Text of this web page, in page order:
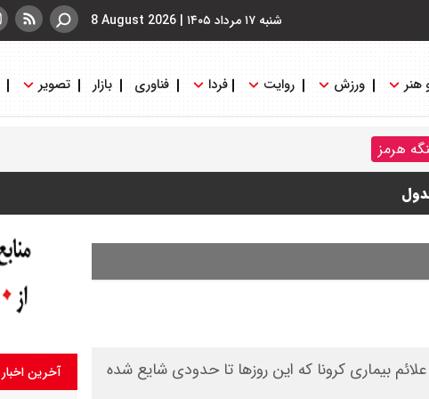
شنبه ۱۷ مرداد ۱۴۰۵ |
8 August 2026
هنر ورزش روایت فردا فناوری بازار تصویر
هرمز
بیماری کرونا که این روزها تا حدودی شایع شده
آخرین اخبار